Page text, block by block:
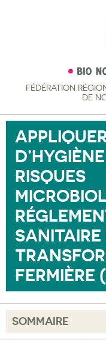
FÉDÉRATION
DE
RISQUES
SANITAIRE
FERMIÈRE
SOMMAIRE